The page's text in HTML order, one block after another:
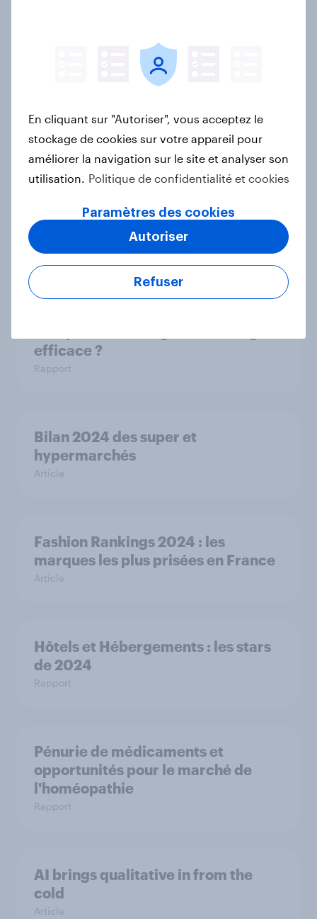
YouGov’s Best Global Brands 2025
Rapport
Skincare : quelles sont les attentes
des consommateurs en 2025 ?
Rapport
efficace ?
Rapport
Bilan 2024 des super et
hypermarchés
Article
Fashion Rankings 2024 : les
marques les plus prisées en France
Article
Hôtels et Hébergements : les stars
de 2024
Rapport
Pénurie de médicaments et
opportunités pour le marché de
l'homéopathie
Rapport
AI brings qualitative in from the
cold
Article
En cliquant sur "Autoriser", vous acceptez le
stockage de cookies sur votre appareil pour
améliorer la navigation sur le site et analyser son
utilisation.
Politique de confidentialité et cookies
Paramètres des cookies
Refuser
Autoriser